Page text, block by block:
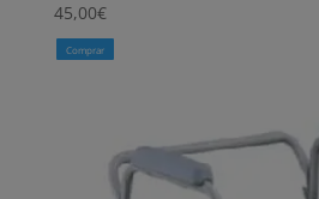
45,00€
Comprar